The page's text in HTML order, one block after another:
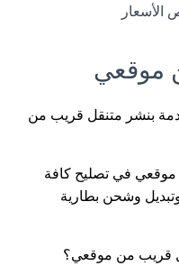
الأسعار
موقعي
بنشر متنقل قريب من
في تصليح كافة
وشحن بطارية
قريب من موقعي؟